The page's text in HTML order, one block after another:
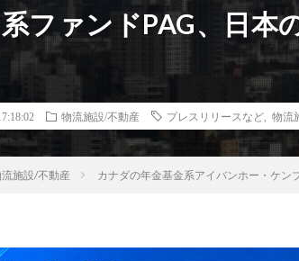
ファンドPAG、日本
物流施設/不動産 プレスリリースなど 物流
施設/不動産 カナダの年金基金系アイバンホー・ケン